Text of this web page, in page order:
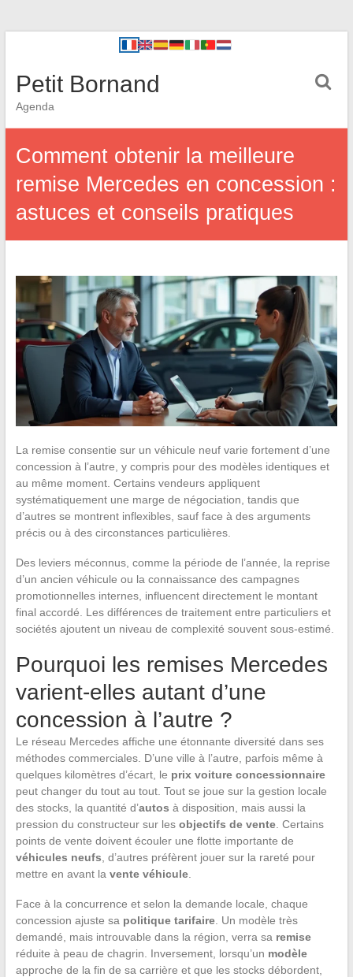
Petit Bornand
Agenda
Comment obtenir la meilleure
remise Mercedes en concession :
astuces et conseils pratiques
La remise consentie sur un véhicule neuf varie fortement d’une
concession à l’autre, y compris pour des modèles identiques et
au même moment. Certains vendeurs appliquent
systématiquement une marge de négociation, tandis que
d’autres se montrent inflexibles, sauf face à des arguments
précis ou à des circonstances particulières.
Des leviers méconnus, comme la période de l’année, la reprise
d’un ancien véhicule ou la connaissance des campagnes
promotionnelles internes, influencent directement le montant
final accordé. Les différences de traitement entre particuliers et
sociétés ajoutent un niveau de complexité souvent sous-estimé.
Pourquoi les remises Mercedes
varient-elles autant d’une
concession à l’autre ?
Le réseau Mercedes affiche une étonnante diversité dans ses
méthodes commerciales. D’une ville à l’autre, parfois même à
quelques kilomètres d’écart, le prix voiture concessionnaire
peut changer du tout au tout. Tout se joue sur la gestion locale
des stocks, la quantité d’autos à disposition, mais aussi la
pression du constructeur sur les objectifs de vente. Certains
points de vente doivent écouler une flotte importante de
véhicules neufs , d’autres préfèrent jouer sur la rareté pour
mettre en avant la vente véhicule.
Face à la concurrence et selon la demande locale, chaque
concession ajuste sa politique tarifaire. Un modèle très
demandé, mais introuvable dans la région, verra sa remise
réduite à peau de chagrin. Inversement, lorsqu’un modèle
approche de la fin de sa carrière et que les stocks débordent,